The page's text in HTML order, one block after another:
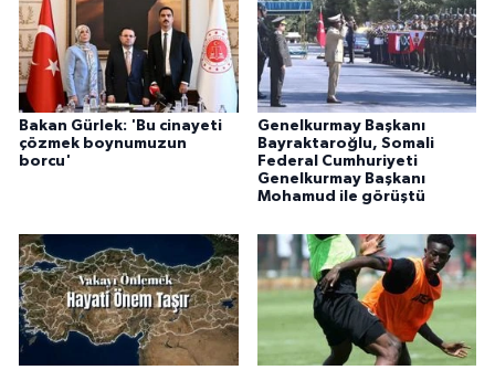
Bakan Gürlek: 'Bu cinayeti
çözmek boynumuzun
borcu'
Genelkurmay Başkanı
Bayraktaroğlu, Somali
Federal Cumhuriyeti
Genelkurmay Başkanı
Mohamud ile görüştü